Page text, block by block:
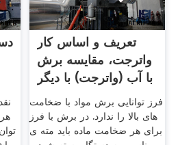
تعریف و اساس کار
واترجت، مقایسه برش
با آب (واترجت) با دیگر
...
فرز توانایی برش مواد با ضخامت
های بالا را ندارد. در برش با فرز
برای هر ضخامت ماده باید مته ی